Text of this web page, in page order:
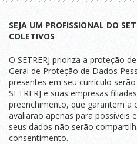
SEJA UM PROFISSIONAL DO
COLETIVOS
O SETRERJ prioriza a proteção
Geral de Proteção de Dados
presentes em seu currículo
SETRERJ e suas empresas
preenchimento, que garantem a
avaliarão apenas para possíveis
seus dados não serão
consentimento.